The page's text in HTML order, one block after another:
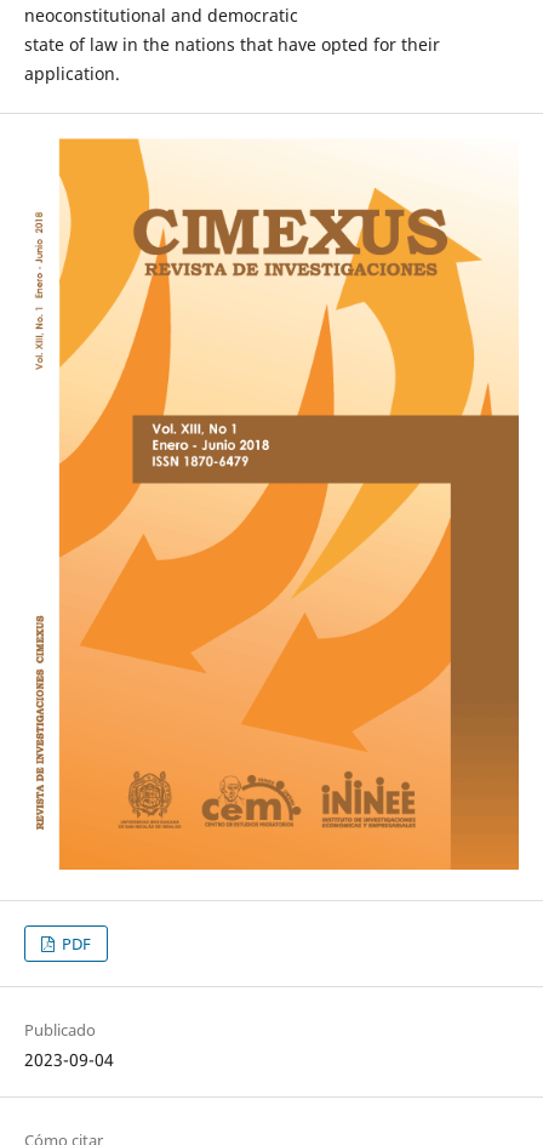
neoconstitutional and democratic
state of law in the nations that have opted for their
application.
PDF
Publicado
2023-09-04
Cómo citar